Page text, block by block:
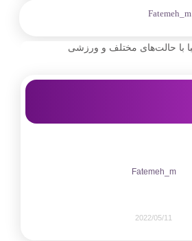
Fatemeh_m
Fatemeh_m
2022/05/11